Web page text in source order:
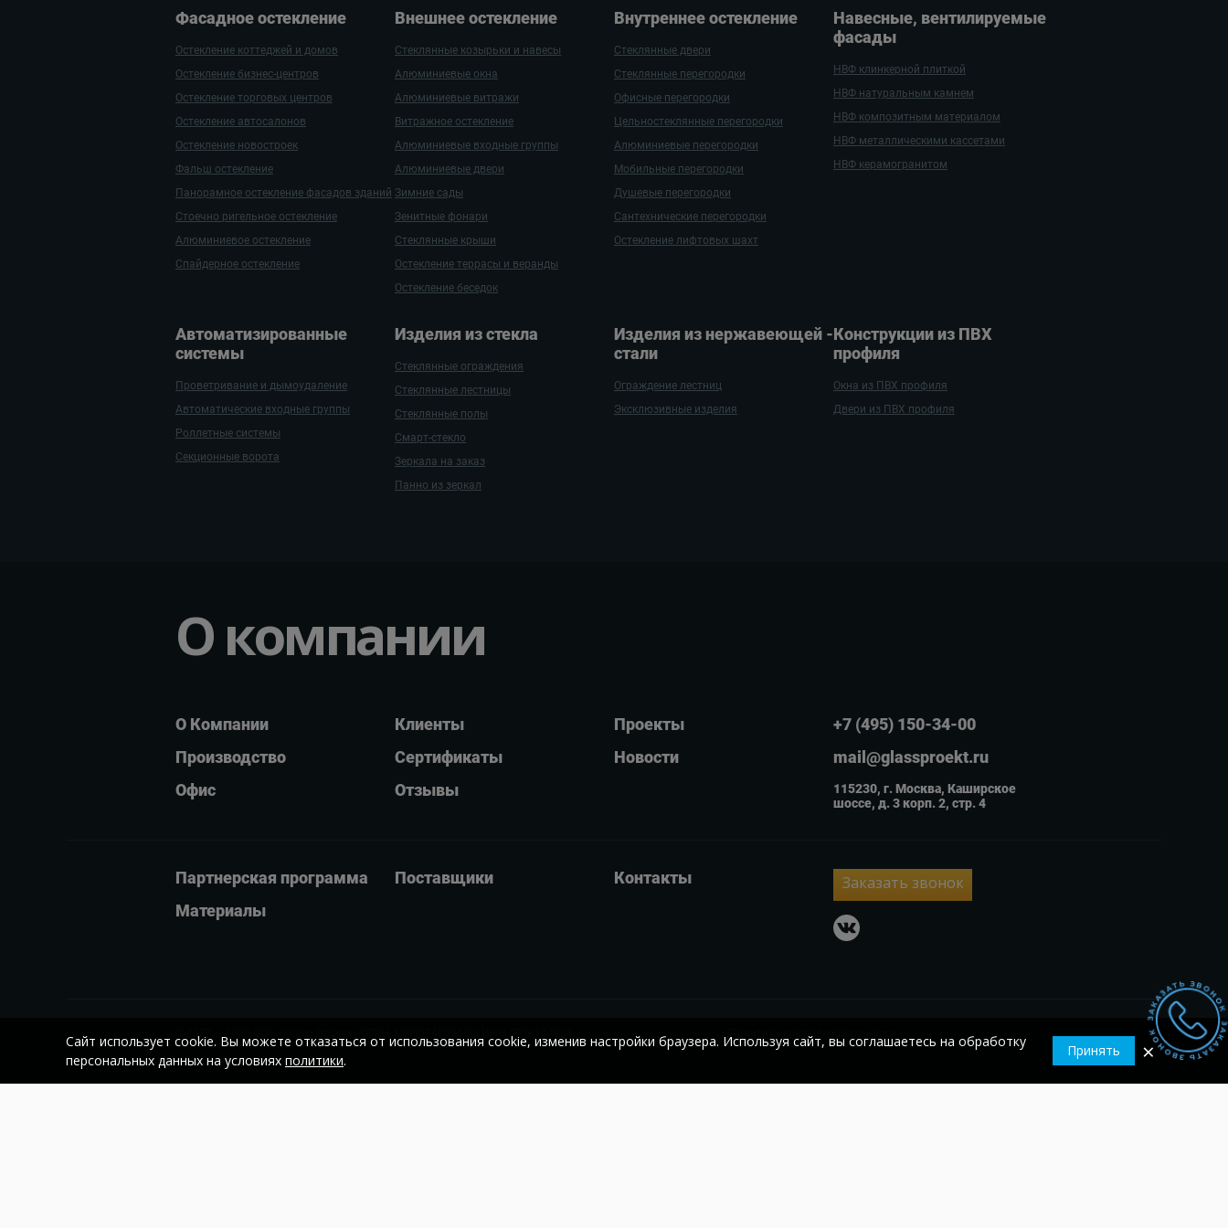
Фасадное остекление
Остекление коттеджей и домов
Остекление бизнес-центров
Остекление торговых центров
Остекление автосалонов
Остекление новостроек
Фальш остекление
Панорамное остекление фасадов зданий
Стоечно ригельное остекление
Алюминиевое остекление
Спайдерное остекление
Внешнее остекление
Стеклянные козырьки и навесы
Алюминиевые окна
Алюминиевые витражи
Витражное остекление
Алюминиевые входные группы
Алюминиевые двери
Зимние сады
Зенитные фонари
Стеклянные крыши
Остекление террасы и веранды
Остекление беседок
Внутреннее остекление
Стеклянные двери
Стеклянные перегородки
Офисные перегородки
Цельностеклянные перегородки
Алюминиевые перегородки
Мобильные перегородки
Душевые перегородки
Сантехнические перегородки
Остекление лифтовых шахт
Навесные, вентилируе­мые
фасады
НВФ клинкерной плиткой
НВФ натуральным камнем
НВФ композитным материалом
НВФ металлическими кассетами
НВФ керамогранитом
Автомати­зиро­ванные
системы
Проветривание и дымоудаление
Автоматические входные группы
Роллетные системы
Секционные ворота
Изде­лия ­из стекла
Стеклянные ограждения
Стеклянные лестницы
Стеклянные полы
Смарт-стекло
Зеркала на заказ
Панно из зеркал
Изделия из нержаве­ющей ­
стали
Ограждение лестниц
Эксклюзивные изделия
Конструкции из ПВХ
профиля
Окна из ПВХ профиля
Двери из ПВХ профиля
О компании
О Компании
Производство
Офис
Клиенты
Сертификаты
Отзывы
Проекты
Новости
+7 (495) 150-34-00
mail@glassproekt.ru
115230, г. Москва, Каширское
шоссе, д. 3 корп. 2, стр. 4
Партнерская программа
Материалы
Поставщики Контакты Заказать звонок
vkontakte
© 2007 – 2026 ИНН 5036104884 Политика конфиденциальности
Сайт использует cookie. Вы можете отказаться от использования cookie, изменив настройки браузера. Используя сайт, вы соглашаетесь на обработку
персональных данных на условиях политики.
Принять ×